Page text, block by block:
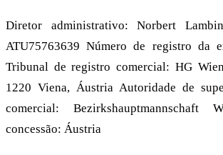
Diretor administrativo: Norbert
ATU75763639 Número de registro da
Tribunal de registro comercial: HG
1220 Viena, Áustria Autoridade de
comercial: Bezirkshauptmannschaft
concessão: Áustria